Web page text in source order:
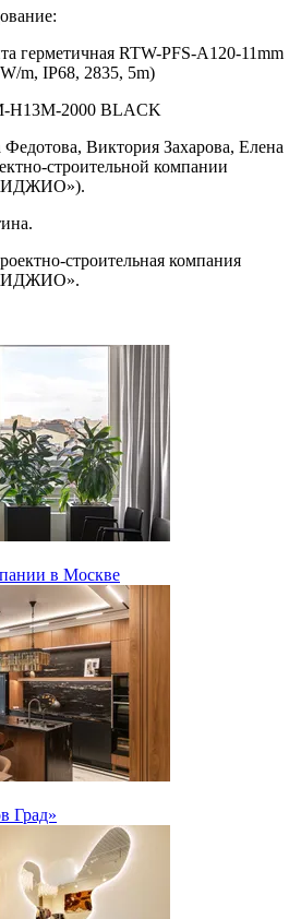
герметичная RTW-PFS-A120-11mm
m, IP68, 2835, 5m)
H13M-2000 BLACK
Виктория Захарова, Елена
строительной компании
строительная компания
в Москве
Град»